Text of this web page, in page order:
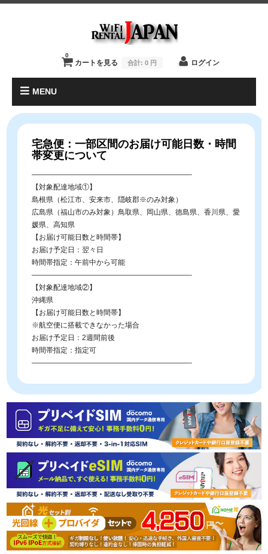
カートを見る
0
合計: 0 円 ログイン
MENU
宅急便：一部区間のお届け可能日数・時間
帯変更について
——————————————————————-
【対象配達地域①】
島根県（松江市、安来市、隠岐郡※のみ対象）
広島県（福山市のみ対象）鳥取県、岡山県、徳島県、香川県、愛
媛県、高知県
【お届け可能日数と時間帯】
お届け予定日：翌々日
時間帯指定：午前中から可能
——————————————————————-
【対象配達地域②】
沖縄県
【お届け可能日数と時間帯】
※航空便に搭載できなかった場合
お届け予定日：2週間前後
時間帯指定：指定可
——————————————————————-